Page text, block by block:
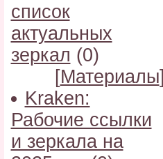
список
актуальных
зеркал (0)
[Материалы]
Kraken:
Рабочие ссылки
и зеркала на